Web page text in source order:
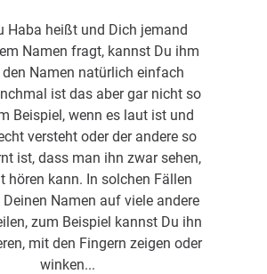
Haba heißt und Dich jemand
Namen fragt, kannst Du ihm
Namen natürlich einfach
ist das aber gar nicht so
Beispiel, wenn es laut ist und
versteht oder der andere so
ist, dass man ihn zwar sehen,
hören kann. In solchen Fällen
Namen auf viele andere
zum Beispiel kannst Du ihn
mit den Fingern zeigen oder
winken...